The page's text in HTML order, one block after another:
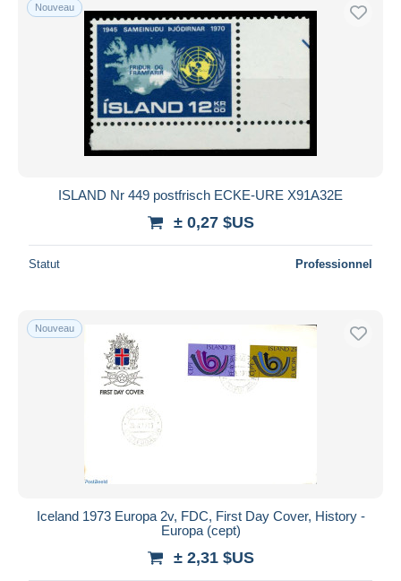
Nouveau
ISLAND Nr 449 postfrisch ECKE-URE X91A32E
± 0,27 $US
Statut Professionnel
Nouveau
Iceland 1973 Europa 2v, FDC, First Day Cover, History -
Europa (cept)
± 2,31 $US